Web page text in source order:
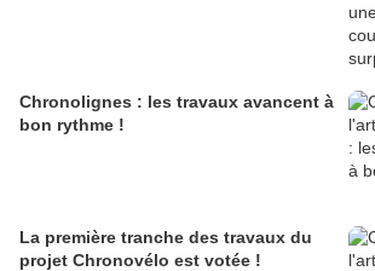
Chronolignes : les travaux avancent à
bon rythme !
La première tranche des travaux du
projet Chronovélo est votée !